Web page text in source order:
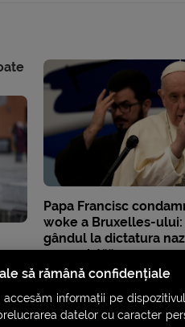
Papa Francisc
woke a Bruxelles-ului:
gândul la dictatura
comunistă”
să rămână confidențiale
informații pe
datelor cu caracter